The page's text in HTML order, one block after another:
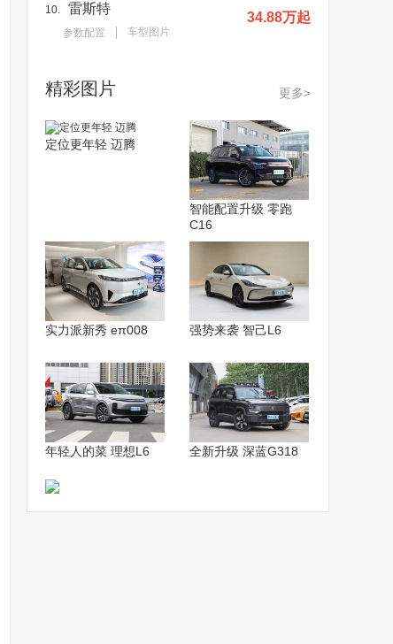
10. 雷斯特
参数配置 车型图片
34.88万起
精彩图片 更多>
定位更年轻 迈腾
智能配置升级 零跑
C16
实力派新秀 eπ008 强势来袭 智己L6
年轻人的菜 理想L6 全新升级 深蓝G318